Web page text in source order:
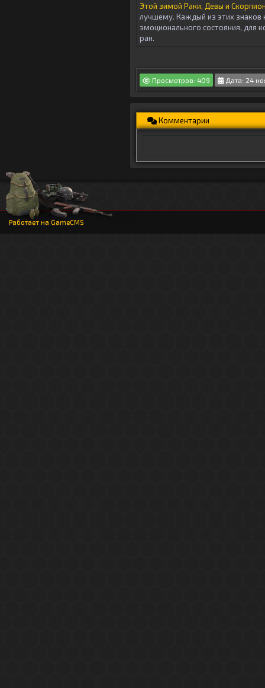
Этой зимой Раки, Девы и
лучшему. Каждый из этих знаков
эмоционального состояния, для
ран.
Просмотров: 409 Дата: 24
Комментарии
Работает на GameCMS